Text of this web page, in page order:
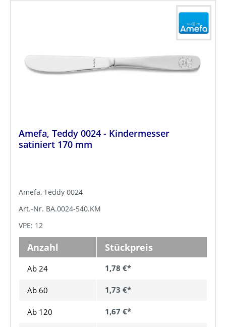
Amefa, Teddy 0024 - Kindermesser
satiniert 170 mm
Amefa, Teddy 0024
Art.-Nr. BA.0024-540.KM
VPE: 12
Anzahl Stückpreis
Ab 24 1,78 €*
Ab 60 1,73 €*
Ab 120 1,67 €*